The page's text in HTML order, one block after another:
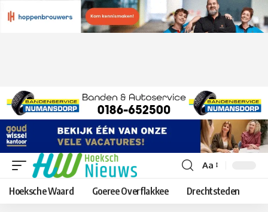
Lettergrootte
aanpassen
Aa
Hoeksche Waard Goeree Overflakkee Drechtsteden